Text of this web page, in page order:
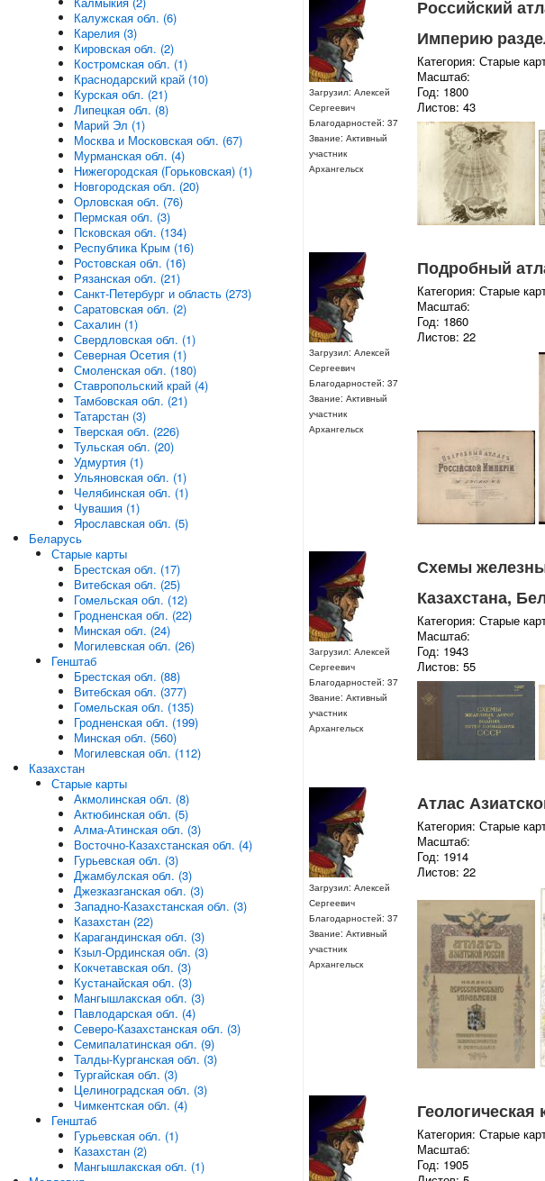
Загрузил: Алексей
Сергеевич
Благодарностей: 37
Звание: Активный
участник
Архангельск
Российский
Империю
Категория: Старые
Масштаб:
Год: 1800
Листов: 43
Загрузил: Алексей
Сергеевич
Благодарностей: 37
Звание: Активный
участник
Архангельск
Подробный
Категория: Старые
Масштаб:
Год: 1860
Листов: 22
Загрузил: Алексей
Сергеевич
Благодарностей: 37
Звание: Активный
участник
Архангельск
Схемы
Казахстана,
Категория: Старые
Масштаб:
Год: 1943
Листов: 55
Загрузил: Алексей
Сергеевич
Благодарностей: 37
Звание: Активный
участник
Архангельск
Атлас
Категория: Старые
Масштаб:
Год: 1914
Листов: 22
Категория: Старые
Масштаб:
Год: 1905
Калужская обл. (6)
Карелия (3)
Кировская обл. (2)
Костромская обл. (1)
Краснодарский край (10)
Курская обл. (21)
Липецкая обл. (8)
Марий Эл (1)
Москва и Московская обл. (67)
Мурманская обл. (4)
Нижегородская (Горьковская) (1)
Новгородская обл. (20)
Орловская обл. (76)
Пермская обл. (3)
Псковская обл. (134)
Республика Крым (16)
Ростовская обл. (16)
Рязанская обл. (21)
Санкт-Петербург и область (273)
Саратовская обл. (2)
Сахалин (1)
Свердловская обл. (1)
Северная Осетия (1)
Смоленская обл. (180)
Ставропольский край (4)
Тамбовская обл. (21)
Татарстан (3)
Тверская обл. (226)
Тульская обл. (20)
Удмуртия (1)
Ульяновская обл. (1)
Челябинская обл. (1)
Чувашия (1)
Ярославская обл. (5)
Беларусь
Старые карты
Брестская обл. (17)
Витебская обл. (25)
Гомельская обл. (12)
Гродненская обл. (22)
Минская обл. (24)
Могилевская обл. (26)
Генштаб
Брестская обл. (88)
Витебская обл. (377)
Гомельская обл. (135)
Гродненская обл. (199)
Минская обл. (560)
Могилевская обл. (112)
Казахстан
Старые карты
Акмолинская обл. (8)
Актюбинская обл. (5)
Алма-Атинская обл. (3)
Восточно-Казахстанская обл. (4)
Гурьевская обл. (3)
Джамбулская обл. (3)
Джезказганская обл. (3)
Западно-Казахстанская обл. (3)
Казахстан (22)
Карагандинская обл. (3)
Кзыл-Ординская обл. (3)
Кокчетавская обл. (3)
Кустанайская обл. (3)
Мангышлакская обл. (3)
Павлодарская обл. (4)
Северо-Казахстанская обл. (3)
Семипалатинская обл. (9)
Талды-Курганская обл. (3)
Тургайская обл. (3)
Целиноградская обл. (3)
Чимкентская обл. (4)
Генштаб
Гурьевская обл. (1)
Казахстан (2)
Мангышлакская обл. (1)